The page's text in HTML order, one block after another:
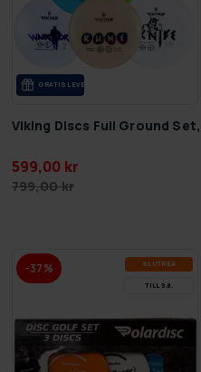
GRA­TIS LE­VE­RANS
Viking Discs Full Ground
599,00 kr
799,00 kr
-37% SLUT­REA
TILL 9.8.